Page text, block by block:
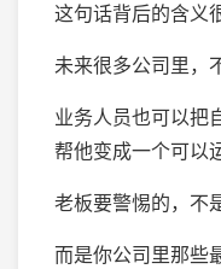
这句话背后的含义
未来很多公司里，
业务人员也可以把
帮他变成一个可以
老板要警惕的，不
而是你公司里那些